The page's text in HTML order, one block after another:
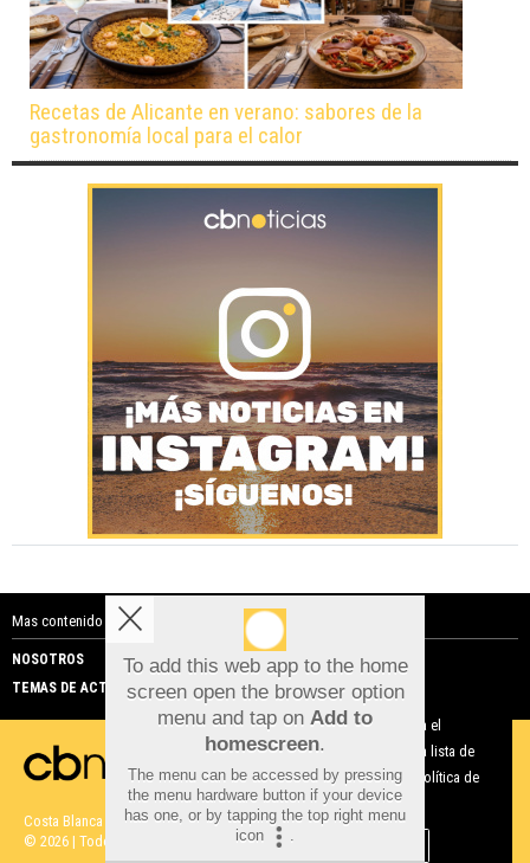
Recetas de Alicante en verano: sabores de la
gastronomía local para el calor
Mas contenido de Costa Blanca Noticias:
NOSOTROS
PUBLICIDAD
TEMAS DE ACTUALIDAD
Costa Blanca Noticias | Términos de uso| Protección de datos
© 2026 | Todos los derechos reservados
To add this web app to the home
screen open the browser option
menu and tap on Add to
homescreen.
The menu can be accessed by pressing
the menu hardware button if your device
has one, or by tapping the top right menu
icon
.
Aviso sobre el Uso de cookies:
Utilizamos cookies nuestras y de terceros para el
funcionamiento del digital. Puedes consultar la lista de
cookies y como desconectarlas. Ver nuestra Política de
Privacidad y Cookies
Aceptar Cookies